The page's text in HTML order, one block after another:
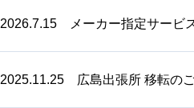
2026.7.15 メーカー指定サービス
2025.11.25 広島出張所 移転の